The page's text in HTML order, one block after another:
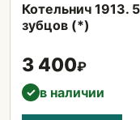
Котельнич 1913.
зубцов (*)
3 400₽
✓ в наличии